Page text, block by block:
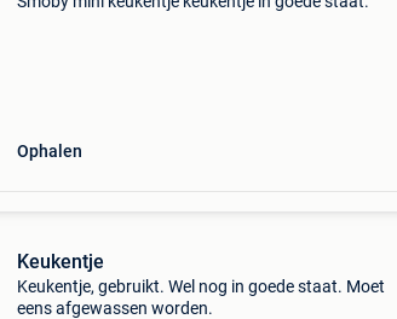
Ophalen
Keukentje
Keukentje, gebruikt. Wel nog in goede staat. Moet
eens afgewassen worden.